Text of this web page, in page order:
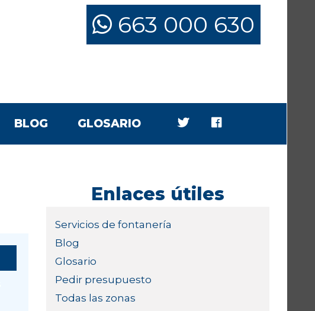
663 000 630
BLOG GLOSARIO
Enlaces útiles
Servicios de fontanería
Blog
Glosario
Pedir presupuesto
Todas las zonas